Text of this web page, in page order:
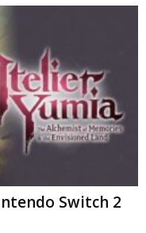
Switch 2